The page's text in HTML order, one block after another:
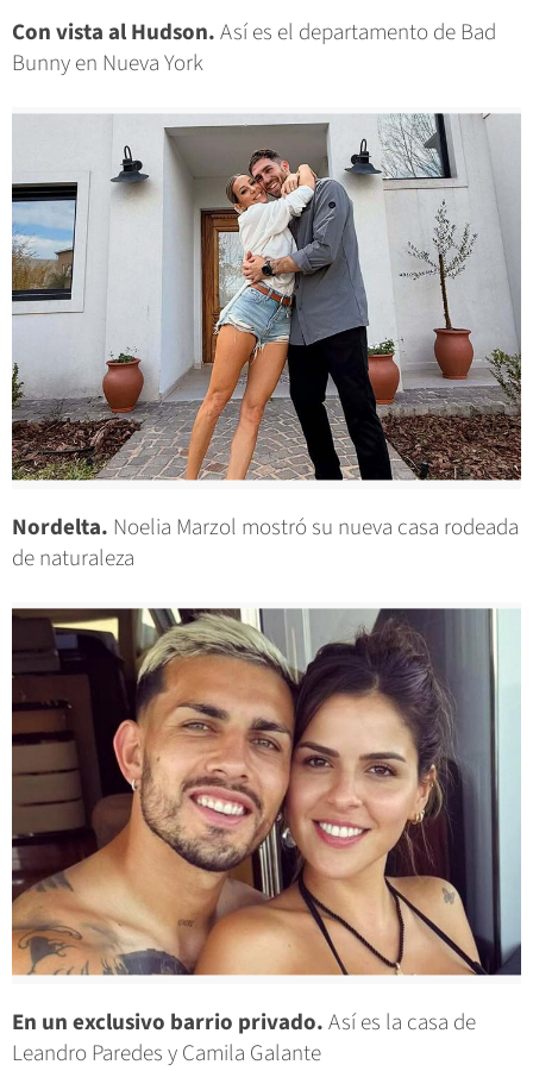
Con vista al Hudson.Así es el departamento de Bad
Bunny en Nueva York
Nordelta. Noelia Marzol mostró su nueva casa rodeada
de naturaleza
En un exclusivo barrio privado.Así es la casa de
Leandro Paredes y Camila Galante